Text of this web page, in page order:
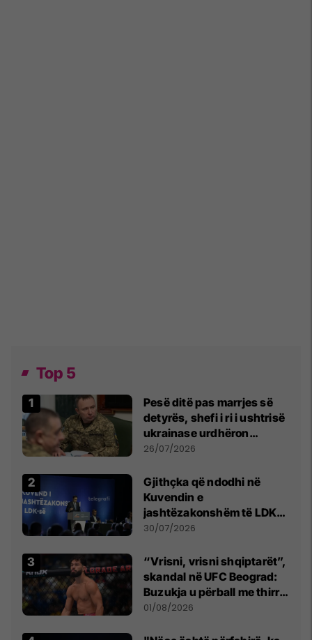
Top 5
Pesë ditë pas marrjes së
detyrës, shefi i ri i ushtrisë
ukrainase urdhëron
kontroll të madh
26/07/2026
Gjithçka që ndodhi në
Kuvendin e
jashtëzakonshëm të LDK-
së
30/07/2026
“Vrisni, vrisni shqiptarët”,
skandal në UFC Beograd:
Buzukja u përball me thirrje
anti-shqiptare nga
01/08/2026